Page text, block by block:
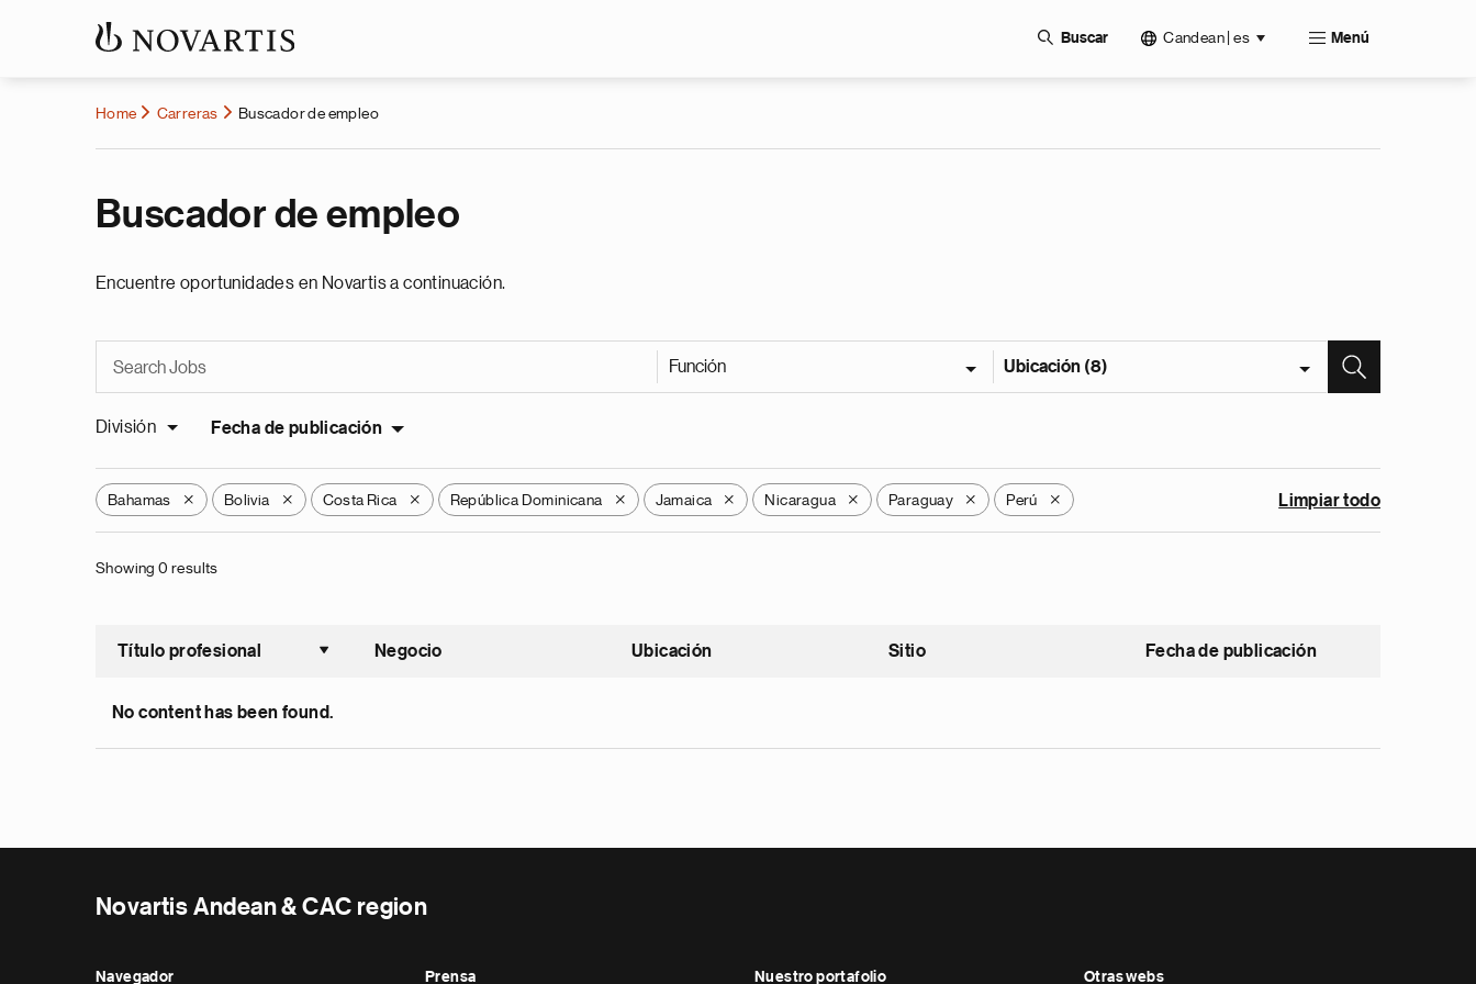
Buscar Candean | es Menú
Home Carreras Buscador de empleo
Buscador de empleo
Encuentre oportunidades en Novartis a continuación.
Función Ubicación (8)
División Fecha de publicación
Bahamas X Bolivia X Costa Rica X República Dominicana X Jamaica X Nicaragua X Paraguay X Perú X Limpiar todo
Showing 0 results
Título profesional
Ordenar ascendente
Negocio Ubicación Sitio Fecha de publicación
No content has been found.
Novartis Andean & CAC region
Navegador Prensa Nuestro portafolio Otras webs